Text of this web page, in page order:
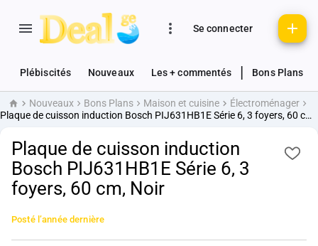
Se connecter
Plébiscités Nouveaux Les + commentés Bons Plans
AccueilNouveaux Bons Plans Maison et cuisine
Électroménager
Plaque de cuisson induction Bosch PIJ631HB1E Série 6, 3 foyers, 60 cm, Noir
Plaque de cuisson induction
Bosch PIJ631HB1E Série 6, 3
foyers, 60 cm, Noir
Posté l’année dernière